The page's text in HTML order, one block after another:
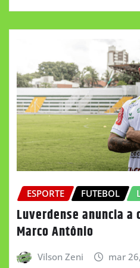
ESPORTE FUTEBOL
Luverdense anuncia
Marco Antônio
Vilson Zeni mar